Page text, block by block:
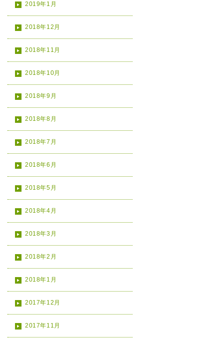
2019年1月
2018年12月
2018年11月
2018年10月
2018年9月
2018年8月
2018年7月
2018年6月
2018年5月
2018年4月
2018年3月
2018年2月
2018年1月
2017年12月
2017年11月